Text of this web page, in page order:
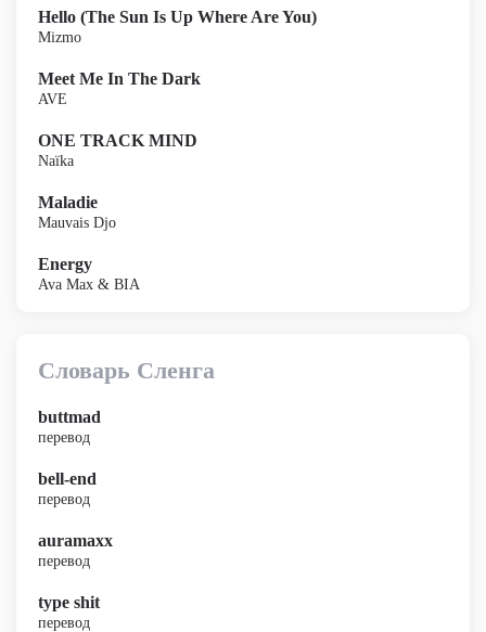
Hello (The Sun Is Up Where Are You)
Mizmo
Meet Me In The Dark
AVE
ONE TRACK MIND
Naïka
Maladie
Mauvais Djo
Energy
Ava Max & BIA
Словарь Сленга
buttmad
перевод
bell-end
перевод
auramaxx
перевод
type shit
перевод